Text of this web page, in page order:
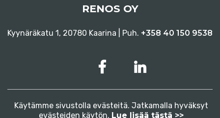
Käytämme sivustolla evästeitä. Jatkamalla hyväksyt
evästeiden käytön. Lue lisää tästä >>
RENOS OY
Kyynäräkatu 1, 20780 Kaarina | Puh. +358 40 150 9538
Tietosuojaseloste Evästeet